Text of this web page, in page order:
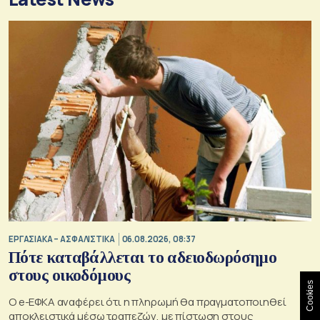
ΕΡΓΑΣΙΑΚΑ – ΑΣΦΑΛΙΣΤΙΚΑ 06.08.2026, 08:37
Πότε καταβάλλεται το αδειοδωρόσημο
στους οικοδόμους
O e-ΕΦΚΑ αναφέρει ότι η πληρωμή θα πραγματοποιηθεί
αποκλειστικά μέσω τραπεζών, με πίστωση στους
Cookies